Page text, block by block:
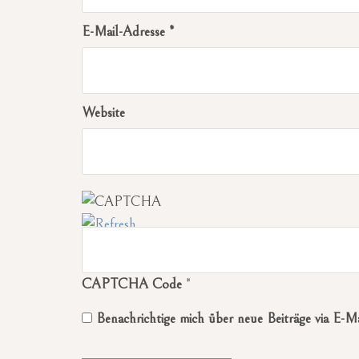
E-Mail-Adresse *
Website
CAPTCHA Code *
Benachrichtige mich über neue Beiträge via E-